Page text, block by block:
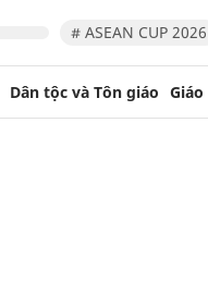
# ASEAN CUP 2026
Dân tộc và Tôn giáo